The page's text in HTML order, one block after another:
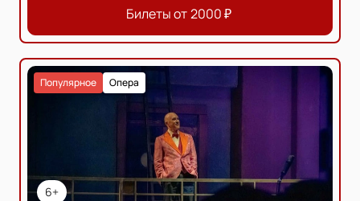
Билеты от 2000₽
6+
Опера
Популярное